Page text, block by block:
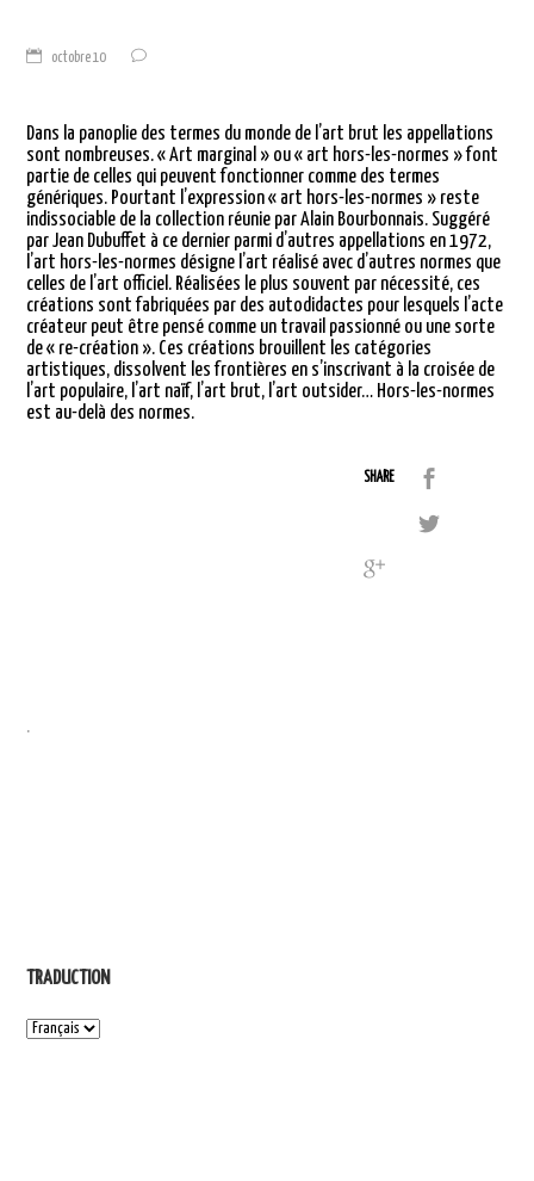
octobre 10
Dans la panoplie des termes du monde de l’art brut les appellations
sont nombreuses. « Art marginal » ou « art hors-les-normes » font
partie de celles qui peuvent fonctionner comme des termes
génériques. Pourtant l’expression « art hors-les-normes » reste
indissociable de la collection réunie par Alain Bourbonnais. Suggéré
par Jean Dubuffet à ce dernier parmi d’autres appellations en 1972,
l’art hors-les-normes désigne l’art réalisé avec d’autres normes que
celles de l’art officiel. Réalisées le plus souvent par nécessité, ces
créations sont fabriquées par des autodidactes pour lesquels l’acte
créateur peut être pensé comme un travail passionné ou une sorte
de « re-création ». Ces créations brouillent les catégories
artistiques, dissolvent les frontières en s’inscrivant à la croisée de
l’art populaire, l’art naïf, l’art brut, l’art outsider… Hors-les-normes
est au-delà des normes.
SHARE
.
TRADUCTION